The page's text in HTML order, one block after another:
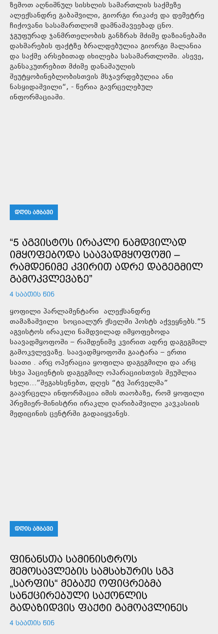
ზემოთ აღნიშნულ სისხლის სამართლის საქმეზე
ალექსანდრე გაბაშვილი, გიორგი რიკაძე და დემეტრე
ჩიქოვანი სასამართლომ დამნაშავეებად ცნო.
ჯგუფურად ჯანმრთელობის განზრახ მძიმე დაზიანებაში
დახმარების ფაქტზე ბრალდებულია გიორგი მალანია
და საქმე არსებითად იხილება სასამართლოში. ასევე,
განსაკუთრებით მძიმე დანაშაულის
შეუტყობინებლობისთვის მსჯავრდებულია ანი
ნასყიდაშვილი“, - წერია გავრცელებულ
ინფორმაციაში.
ᲓᲦᲘᲡ ᲐᲛᲑᲐᲕᲘ
“5 ᲐᲒᲕᲘᲡᲢᲝᲡ ᲘᲠᲐᲙᲚᲘ ᲜᲐᲛᲓᲕᲘᲚᲐᲓ
ᲘᲛᲧᲝᲤᲔᲑᲝᲓᲐ ᲡᲐᲐᲕᲐᲓᲛᲧᲝᲤᲝᲨᲘ –
ᲠᲐᲛᲓᲔᲜᲘᲛᲔ ᲙᲕᲘᲠᲘᲗ ᲐᲓᲠᲔ ᲓᲐᲒᲔᲒᲛᲘᲚ
ᲒᲐᲛᲝᲙᲕᲚᲔᲕᲐᲖᲔ”
4 ᲡᲐᲐᲗᲘᲡ ᲬᲘᲜ
ყოფილი პარლამენტარი ალექსანდრე
თამაზაშვილი სოციალურ ქსელში პოსტს აქვეყნებს.”5
აგვისტოს ირაკლი ნამდვილად იმყოფებოდა
საავადმყოფოში – რამდენიმე კვირით ადრე დაგეგმილ
გამოკვლევაზე. საავადმყოფოში გაატარა – ერთი
საათი . არც ოპერაცია ყოფილა დაგეგმილი და არც
სხვა პაციენტის დაგეგმილ ოპარაციისთვის შეუშლია
ხელი…”შეგახსენებთ, დღეს “ტვ პირველმა”
გაავრცელა ინფორმაცია იმის თაობაზე, რომ ყოფილი
პრემიერ-მინისტრი ირაკლი ღარიბაშვილი კავკასიის
მედიცინის ცენტრში გადაიყვანეს.
ᲓᲦᲘᲡ ᲐᲛᲑᲐᲕᲘ
ᲤᲘᲜᲐᲜᲡᲗᲐ ᲡᲐᲛᲘᲜᲘᲡᲢᲠᲝᲡ
ᲨᲔᲛᲝᲡᲐᲕᲚᲔᲑᲘᲡ ᲡᲐᲛᲡᲐᲮᲣᲠᲘᲡ ᲡᲒᲞ
„ᲡᲐᲠᲤᲘᲡ“ ᲛᲔᲑᲐᲟᲔ ᲝᲤᲘᲪᲠᲔᲑᲛᲐ
ᲡᲐᲜᲥᲪᲘᲠᲔᲑᲣᲚᲘ ᲡᲐᲥᲝᲜᲚᲘᲡ
ᲒᲐᲓᲐᲖᲘᲓᲕᲘᲡ ᲤᲐᲥᲢᲘ ᲒᲐᲛᲝᲐᲕᲚᲘᲜᲔᲡ
4 ᲡᲐᲐᲗᲘᲡ ᲬᲘᲜ